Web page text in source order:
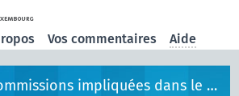
Vos commentaires Aide
impliquées dans le processus législatif